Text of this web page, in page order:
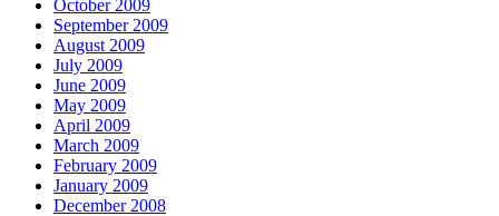
October 2009
September 2009
August 2009
July 2009
June 2009
May 2009
April 2009
March 2009
February 2009
January 2009
December 2008